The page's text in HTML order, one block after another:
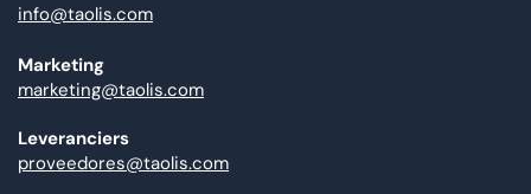
info@taolis.com
Marketing
marketing@taolis.com
Leveranciers
proveedores@taolis.com